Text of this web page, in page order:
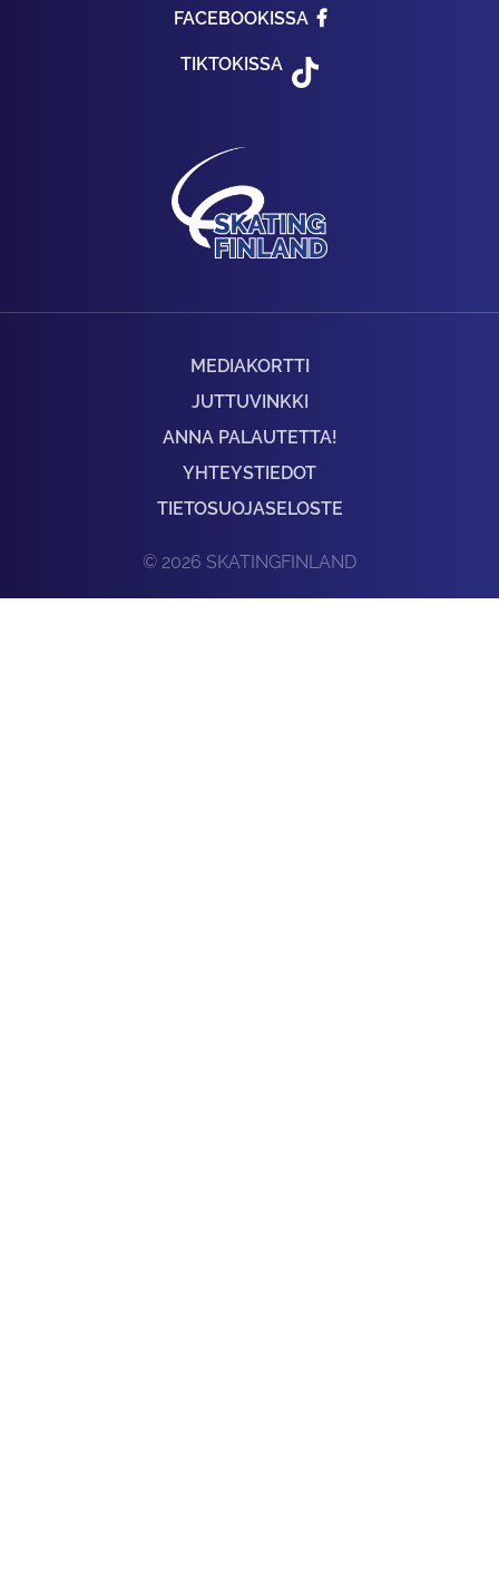
FACEBOOKISSA
TIKTOKISSA
MEDIAKORTTI
JUTTUVINKKI
ANNA PALAUTETTA!
YHTEYSTIEDOT
TIETOSUOJASELOSTE
© 2026 SKATINGFINLAND